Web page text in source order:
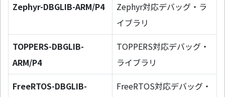
Zephyr-DBGLIB-ARM/P4
Zephyr対応デバッグ・ラ
イブラリ
TOPPERS-DBGLIB-
ARM/P4
TOPPERS対応デバッグ・
ライブラリ
FreeRTOS-DBGLIB-
FreeRTOS対応デバッグ・